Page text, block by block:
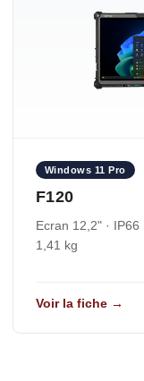
Windows 11 Pro
F120
Ecran 12,2" · IP66
1,41 kg
Voir la fiche →